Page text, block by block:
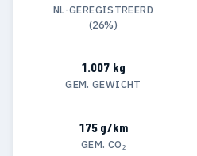
NL-GEREGISTREERD
(26%)
1.007 kg
GEM. GEWICHT
175 g/km
GEM. CO₂